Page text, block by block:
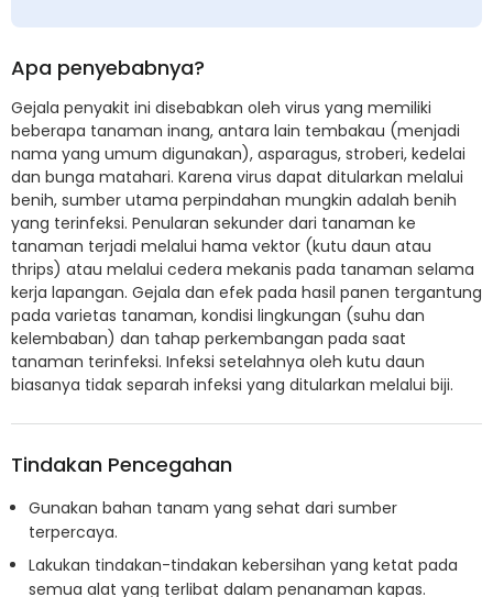
Apa penyebabnya?
Gejala penyakit ini disebabkan oleh virus yang memiliki
beberapa tanaman inang, antara lain tembakau (menjadi
nama yang umum digunakan), asparagus, stroberi, kedelai
dan bunga matahari. Karena virus dapat ditularkan melalui
benih, sumber utama perpindahan mungkin adalah benih
yang terinfeksi. Penularan sekunder dari tanaman ke
tanaman terjadi melalui hama vektor (kutu daun atau
thrips) atau melalui cedera mekanis pada tanaman selama
kerja lapangan. Gejala dan efek pada hasil panen tergantung
pada varietas tanaman, kondisi lingkungan (suhu dan
kelembaban) dan tahap perkembangan pada saat
tanaman terinfeksi. Infeksi setelahnya oleh kutu daun
biasanya tidak separah infeksi yang ditularkan melalui biji.
Tindakan Pencegahan
Gunakan bahan tanam yang sehat dari sumber
terpercaya.
Lakukan tindakan-tindakan kebersihan yang ketat pada
semua alat yang terlibat dalam penanaman kapas.